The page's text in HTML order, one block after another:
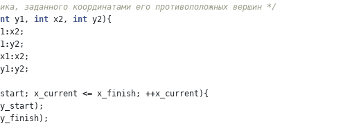
заданного координатами его противоположных вершин */
y1, int x2, int y2){
:x2;
:y2;
x1:x2;
y1:y2;
; x_current <= x_finish; ++x_current ){
y_start );
y_finish);